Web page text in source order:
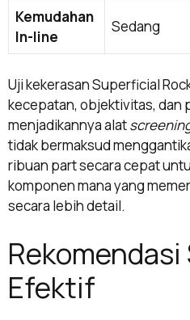
Kemudahan
In-line
Sedang
Uji kekerasan Superficial
kecepatan, objektivitas, dan
menjadikannya alat
tidak bermaksud
ribuan part secara cepat
komponen mana yang
secara lebih detail.
Efektif